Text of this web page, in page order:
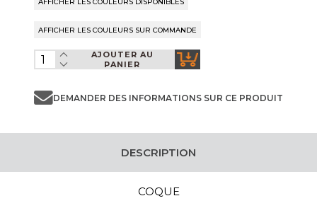
AJOUTER AU
PANIER
DEMANDER DES INFORMATIONS SUR CE PRODUIT
DESCRIPTION
COQUE